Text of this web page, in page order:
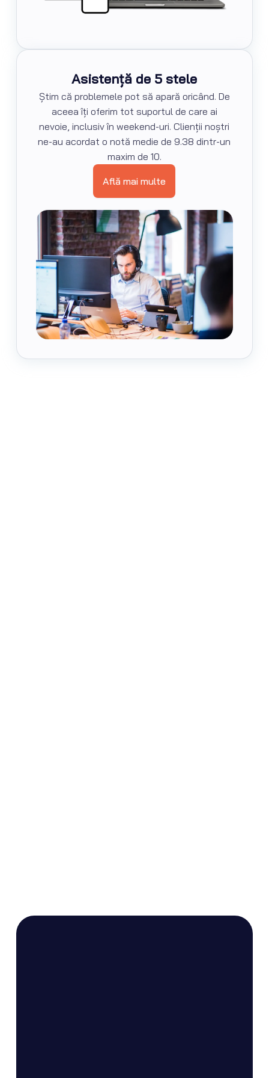
Asistență de 5 stele
Știm că problemele pot să apară oricând. De
aceea îți oferim tot suportul de care ai
nevoie, inclusiv în weekend-uri. Clienții noștri
ne-au acordat o notă medie de 9.38 dintr-un
maxim de 10.
Află mai multe